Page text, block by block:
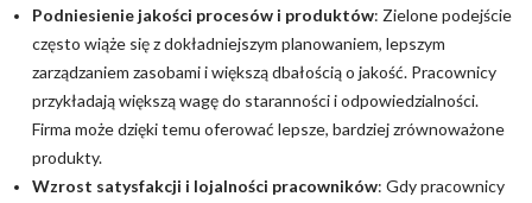
Podniesienie jakości procesów i produktów: Zielone podejście
często wiąże się z dokładniejszym planowaniem, lepszym
zarządzaniem zasobami i większą dbałością o jakość. Pracownicy
przykładają większą wagę do staranności i odpowiedzialności.
Firma może dzięki temu oferować lepsze, bardziej zrównoważone
produkty.
Wzrost satysfakcji i lojalności pracowników: Gdy pracownicy